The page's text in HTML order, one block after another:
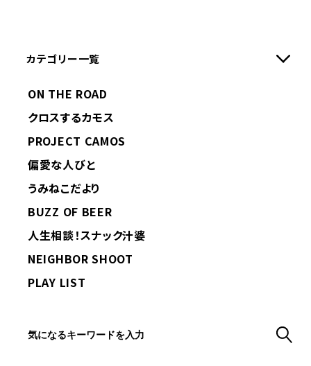
カテゴリー一覧
ON THE ROAD
クロスするカモス
PROJECT CAMOS
偏愛な人びと
うみねこだより
BUZZ OF BEER
人生相談！スナック汁婆
NEIGHBOR SHOOT
PLAY LIST